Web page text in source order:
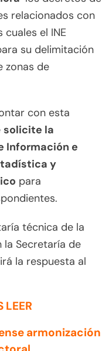
relacionados con
el INE
su delimitación
zonas de
con esta
solicite la
Información e
y
para
técnica de la
la Secretaría de
la respuesta al
LEER
armonización